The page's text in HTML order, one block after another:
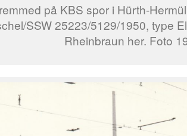
på KBS spor i Hürth-
SSW 25223/5129/1950, type
Rheinbraun her. Foto